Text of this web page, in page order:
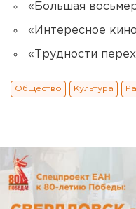
«Большая
«Интересное
«Трудности
Общество Культура